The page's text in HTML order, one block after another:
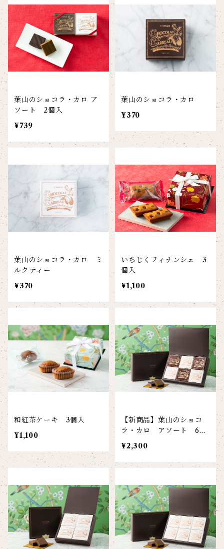
葉山のショコラ・カロ ア
ソート 2個入
¥739
葉山のショコラ・カロ
¥370
葉山のショコラ・カロ ミ
ルクティー
¥370
いちじくフィナンシェ 3
個入
¥1,100
和紅茶ケーキ 3個入
¥1,100
【新商品】葉山のショコ
ラ・カロ アソート 6個
入
¥2,300